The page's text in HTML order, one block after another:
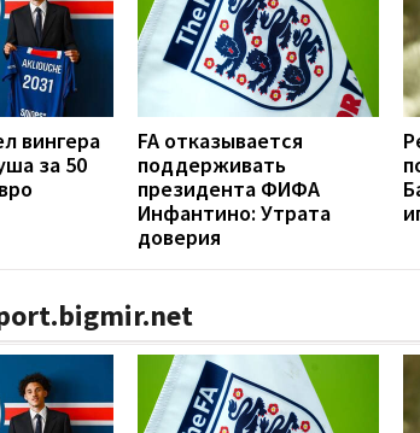
вингера
за 50
FA отказывается
поддерживать
президента ФИФА
Инфантино: Утрата
доверия